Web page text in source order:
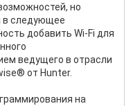
но
в следующее
добавить Wi-Fi для
ведущего в отрасли
от Hunter.
на